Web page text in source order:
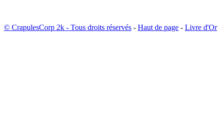
© CrapulesCorp 2k - Tous droits réservés - Haut de page - Livre d'Or